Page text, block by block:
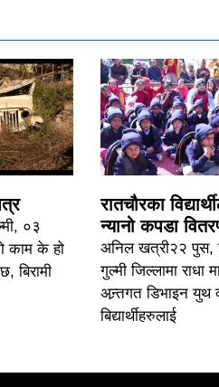
०३
काम के हो
बिरामी
रातचौरका
न्यानो कपडा
अनिल खत्री२२ पुस,
गुल्मी जिल्लामा राधा
अन्र्तगत डिभाइन युथ
बिद्यार्थीहरुलाई